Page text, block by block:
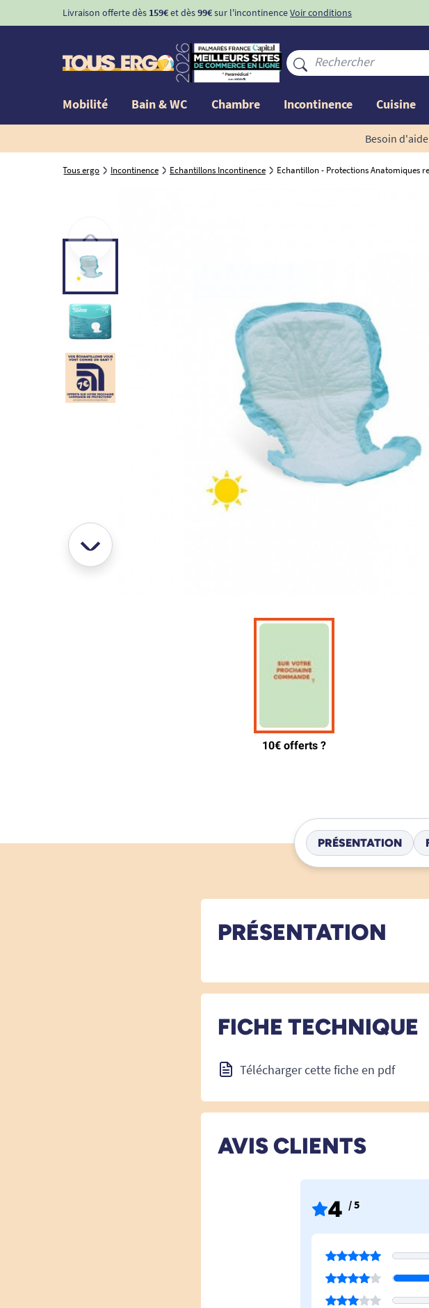
Livraison offerte dès 159€et dès99€sur l'incontinenceVoir conditions
Mobilité Bain & WC Chambre Incontinence Cuisine
Besoin
Tous ergo Incontinence Echantillons Incontinence Echantillon - Protections Anatomiques
PRÉSENTATION
PRÉSENTATION
FICHE TECHNIQUE
Télécharger cette fiche en pdf
AVIS CLIENTS
4 / 5